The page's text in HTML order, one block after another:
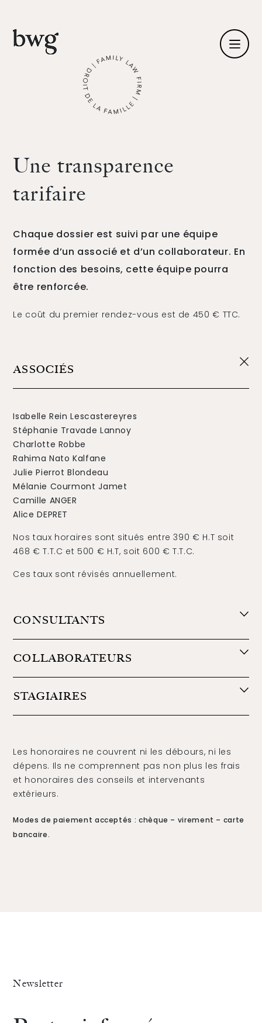
Compétences
Équipe
Actualités
International
The Alliance
Honoraires
Linkedin
Une transparence
tarifaire
Chaque dossier est suivi par une équipe
formée d’un associé et d’un collaborateur. En
fonction des besoins, cette équipe pourra
être renforcée.
Le coût du premier rendez-vous est de 450 € TTC.
ASSOCIÉS
Isabelle Rein Lescastereyres
Stéphanie Travade Lannoy
Charlotte Robbe
Rahima Nato Kalfane
Julie Pierrot Blondeau
Mélanie Courmont Jamet
Camille ANGER
Alice DEPRET
Nos taux horaires sont situés entre 390 € H.T soit
468 € T.T.C et 500 € H.T, soit 600 € T.T.C.
Ces taux sont révisés annuellement.
CONSULTANTS
COLLABORATEURS
STAGIAIRES
Les honoraires ne couvrent ni les débours, ni les
dépens. Ils ne comprennent pas non plus les frais
et honoraires des conseils et intervenants
extérieurs.
Modes de paiement acceptés : chèque – virement – carte
bancaire.
Newsletter